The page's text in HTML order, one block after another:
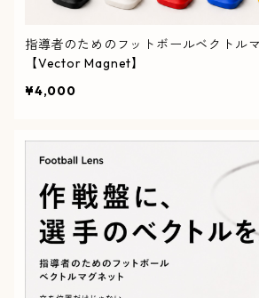
指導者のためのフットボールベクトル
【Vector Magnet】
¥4,000